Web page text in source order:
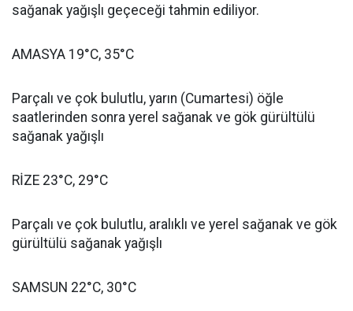
sağanak yağışlı geçeceği tahmin ediliyor.
AMASYA 19°C, 35°C
Parçalı ve çok bulutlu, yarın (Cumartesi) öğle
saatlerinden sonra yerel sağanak ve gök gürültülü
sağanak yağışlı
RİZE 23°C, 29°C
Parçalı ve çok bulutlu, aralıklı ve yerel sağanak ve gök
gürültülü sağanak yağışlı
SAMSUN 22°C, 30°C